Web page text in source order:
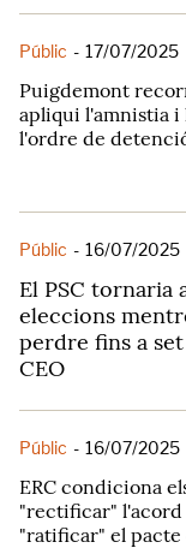
Públic - 17/07/2025
Puigdemont
apliqui l'amnistia i
l'ordre de
Públic - 16/07/2025
El PSC tornaria
eleccions
perdre fins a
CEO
Públic - 16/07/2025
ERC condiciona
"rectificar" l'acord
"ratificar" el